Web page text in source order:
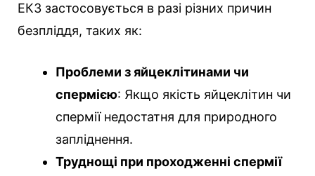
ЕКЗ застосовується в разі різних причин
безпліддя, таких як:
Проблеми з яйцеклітинами чи
спермією: Якщо якість яйцеклітин чи
спермії недостатня для природного
запліднення.
Труднощі при проходженні спермії